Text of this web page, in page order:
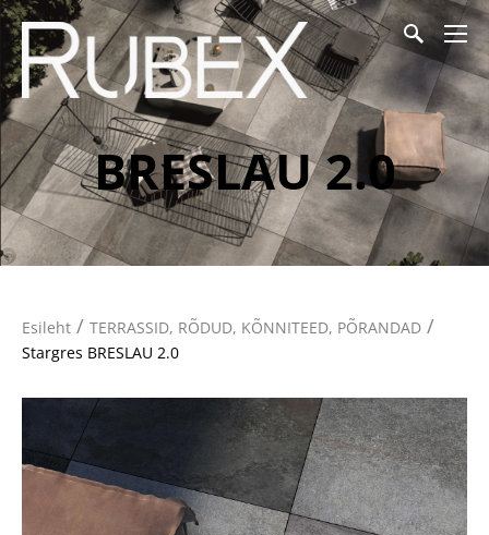
BRESLAU 2.0
Esileht / TERRASSID, RÕDUD, KÕNNITEED, PÕRANDAD /
Stargres BRESLAU 2.0